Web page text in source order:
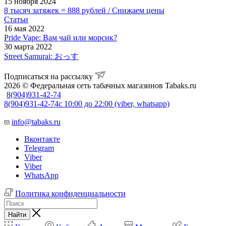
8 тысяч затяжек = 888 рублей / Снижаем цены
Статьи
16 мая 2022
Pride Vape: Вам чай или морсик?
30 марта 2022
Street Samurai: おっす
Подписаться на рассылку
2026 © Федеральная сеть табачных магазинов Tabaks.ru
8(904)931-42-74
8(904)931-42-74с 10:00 до 22:00 (viber, whatsapp)
info@tabaks.ru
Вконтакте
Telegram
Viber
Viber
WhatsApp
Политика конфиденциальности
Найти